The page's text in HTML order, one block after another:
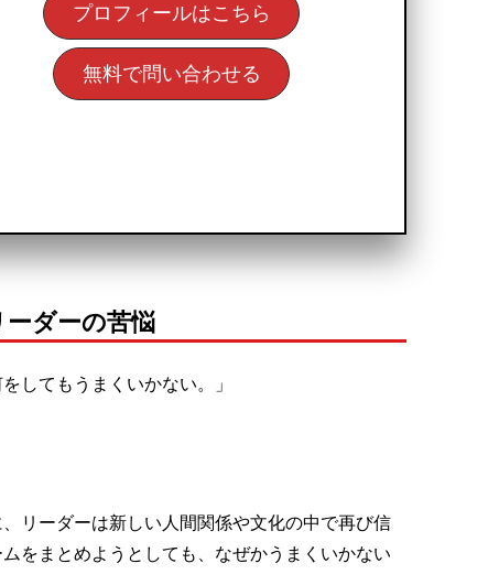
プロフィールはこちら
無料で問い合わせる
ダーの苦悩
してもうまくいかない。」
リーダーは新しい人間関係や文化の中で再び信
をまとめようとしても、なぜかうまくいかない